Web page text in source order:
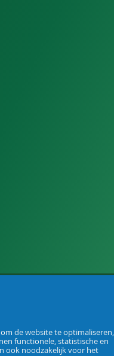
erf en tuin.
de website te optimaliseren,
functionele, statistische en
ook noodzakelijk voor het